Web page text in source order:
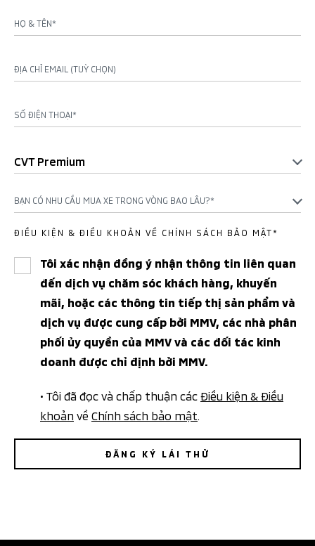
HỌ & TÊN*
ĐỊA CHỈ EMAIL (TUỲ CHỌN)
SỐ ĐIỆN THOẠI*
CVT Premium
BẠN CÓ NHU CẦU MUA XE TRONG VÒNG BAO LÂU?*
ĐIỀU KIỆN & ĐIỀU KHOẢN VỀ CHÍNH SÁCH BẢO MẬT*
Tôi xác nhận đồng ý nhận thông tin liên quan
đến dịch vụ chăm sóc khách hàng, khuyến
mãi, hoặc các thông tin tiếp thị sản phẩm và
dịch vụ được cung cấp bởi MMV, các nhà phân
phối ủy quyền của MMV và các đối tác kinh
doanh được chỉ định bởi MMV.
• Tôi đã đọc và chấp thuận cácĐiều kiện & Điều
khoản về Chính sách bảo mật
ĐĂNG KÝ LÁI THỬ